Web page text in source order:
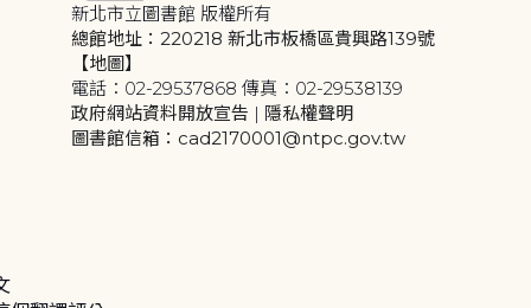
新北市立圖書館 版權所有
總館地址：220218 新北市板橋區貴興路139號
【地圖】
電話：02-29537868 傳真：02-29538139
政府網站資料開放宣告 | 隱私權聲明
圖書館信箱：cad2170001@ntpc.gov.tw